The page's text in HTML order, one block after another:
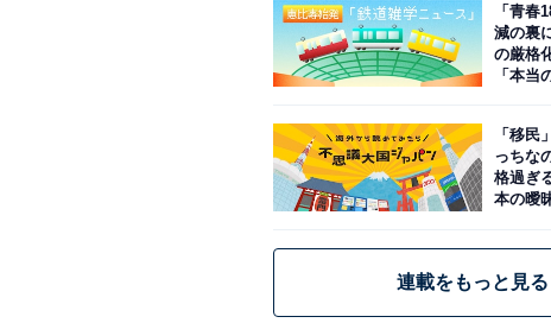
「青春
減の裏
の厳格
「本当
「移民
っちな
格過ぎ
本の曖
連載をもっと見る